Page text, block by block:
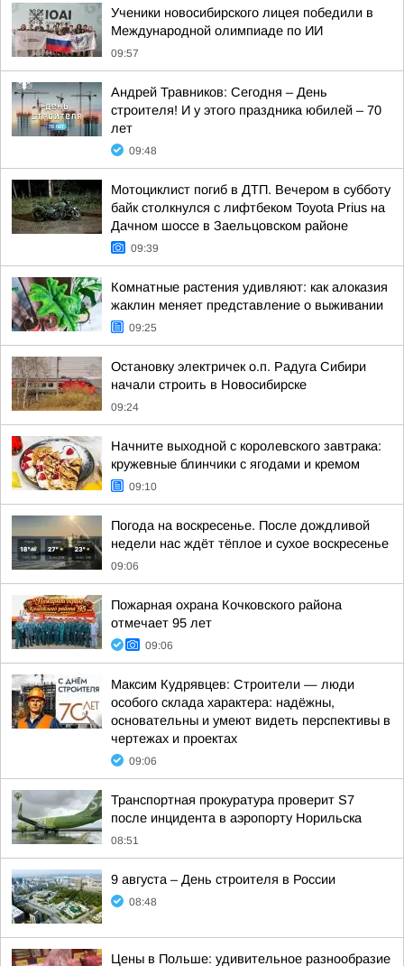
Ученики новосибирского лицея победили в
Международной олимпиаде по ИИ
09:57
Андрей Травников: Сегодня – День
строителя! И у этого праздника юбилей – 70
лет
09:48
Мотоциклист погиб в ДТП. Вечером в субботу
байк столкнулся с лифтбеком Toyota Prius на
Дачном шоссе в Заельцовском районе
09:39
Комнатные растения удивляют: как алоказия
жаклин меняет представление о выживании
09:25
Остановку электричек о.п. Радуга Сибири
начали строить в Новосибирске
09:24
Начните выходной с королевского завтрака:
кружевные блинчики с ягодами и кремом
09:10
Погода на воскресенье. После дождливой
недели нас ждёт тёплое и сухое воскресенье
09:06
Пожарная охрана Кочковского района
отмечает 95 лет
09:06
Максим Кудрявцев: Строители — люди
особого склада характера: надёжны,
основательны и умеют видеть перспективы в
чертежах и проектах
09:06
Транспортная прокуратура проверит S7
после инцидента в аэропорту Норильска
08:51
9 августа – День строителя в России
08:48
Цены в Польше: удивительное разнообразие